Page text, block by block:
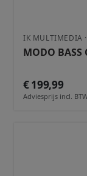
IK MULTIMEDIA ·
MODO
€ 199,99
Adviesprijs incl.